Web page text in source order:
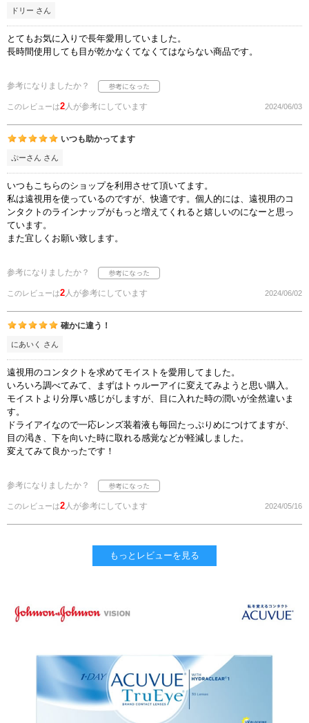
ドリー さん
とてもお気に入りで長年愛用していました。
長時間使用しても目が乾かなくてなくてはならない商品です。
参考になりましたか？
このレビューは2人が参考にしています 2024/06/03
いつも助かってます
ぷーさん さん
いつもこちらのショップを利用させて頂いてます。
私は遠視用を使っているのですが、快適です。個人的には、遠視用のコ
ンタクトのラインナップがもっと増えてくれると嬉しいのになーと思っ
ています。
また宜しくお願い致します。
参考になりましたか？
このレビューは2人が参考にしています 2024/06/02
確かに違う！
にあいく さん
遠視用のコンタクトを求めてモイストを愛用してました。
いろいろ調べてみて、まずはトゥルーアイに変えてみようと思い購入。
モイストより分厚い感じがしますが、目に入れた時の潤いが全然違いま
す。
ドライアイなので一応レンズ装着液も毎回たっぷりめにつけてますが、
目の渇き、下を向いた時に取れる感覚などが軽減しました。
変えてみて良かったです！
参考になりましたか？
このレビューは2人が参考にしています 2024/05/16
もっとレビューを見る